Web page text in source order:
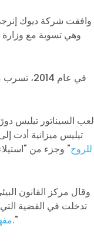
وافقت شركة ديوك
وهي تسوية مع وزارة
لعب السيناتور تيليس
تيليس ميزانية أدت
للروح" وجزء من
وقال مركز القانون
تدخلت في القضية
مفهوم إضعاف قوانين حماية المياه الجوفية الحالية في ولايتنا لصالح شركة ديوك للطاقة."